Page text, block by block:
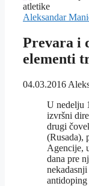
Aleksandar
Prevara i
elementi
04.03.2016
U nedelju
izvršni
drugi
(Rusada),
Agencije,
dana pre
antidoping